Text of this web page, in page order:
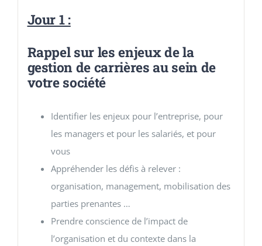
Jour 1 :
Rappel sur les enjeux de la
gestion de carrières au sein de
votre société
Identifier les enjeux pour l’entreprise, pour
les managers et pour les salariés, et pour
vous
Appréhender les défis à relever :
organisation, management, mobilisation des
parties prenantes …
Prendre conscience de l’impact de
l’organisation et du contexte dans la